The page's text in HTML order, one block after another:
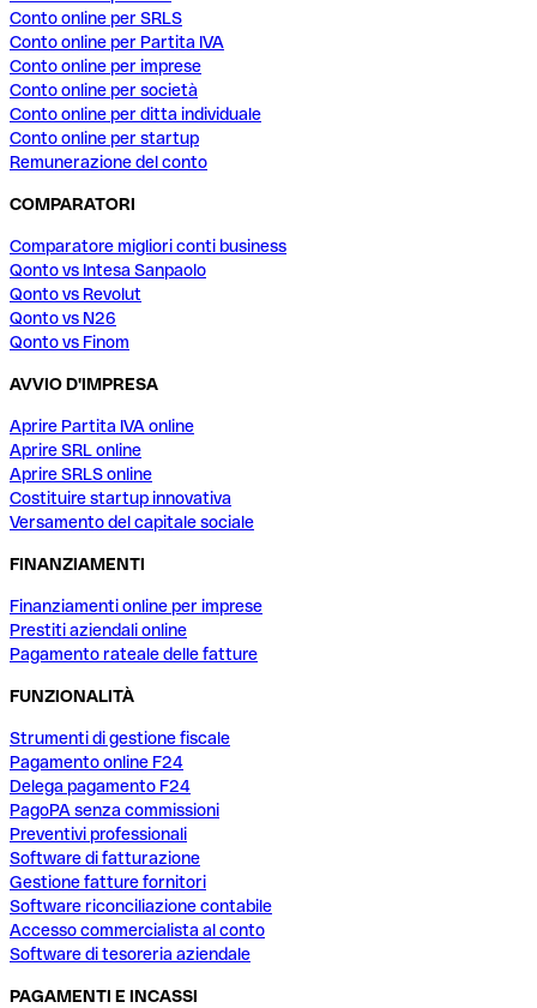
Conto online per SRLS
Conto online per Partita IVA
Conto online per imprese
Conto online per società
Conto online per ditta individuale
Conto online per startup
Remunerazione del conto
COMPARATORI
Comparatore migliori conti business
Qonto vs Intesa Sanpaolo
Qonto vs Revolut
Qonto vs N26
Qonto vs Finom
AVVIO D'IMPRESA
Aprire Partita IVA online
Aprire SRL online
Aprire SRLS online
Costituire startup innovativa
Versamento del capitale sociale
FINANZIAMENTI
Finanziamenti online per imprese
Prestiti aziendali online
Pagamento rateale delle fatture
FUNZIONALITÀ
Strumenti di gestione fiscale
Pagamento online F24
Delega pagamento F24
PagoPA senza commissioni
Preventivi professionali
Software di fatturazione
Gestione fatture fornitori
Software riconciliazione contabile
Accesso commercialista al conto
Software di tesoreria aziendale
PAGAMENTI E INCASSI